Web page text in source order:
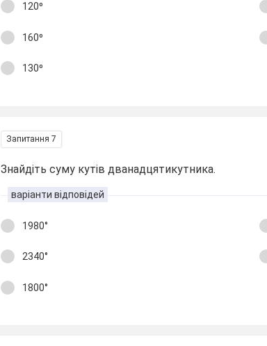
120⁰
160⁰
130⁰
Запитання 7
Знайдіть суму кутів дванадцятикутника.
варіанти відповідей
1980°
2340°
1800°